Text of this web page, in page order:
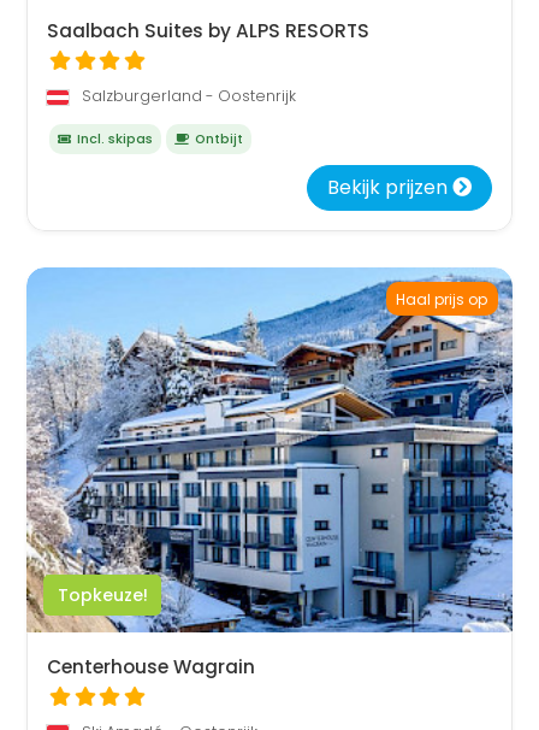
Saalbach Suites by ALPS RESORTS
Salzburgerland - Oostenrijk
Incl. skipas Ontbijt
Bekijk prijzen
Haal prijs op
Topkeuze!
Centerhouse Wagrain